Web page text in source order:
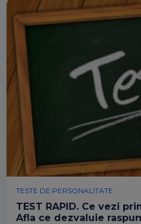
TESTE DE PERSONALITATE
TEST RAPID. Ce vezi
Afla ce dezvaluie